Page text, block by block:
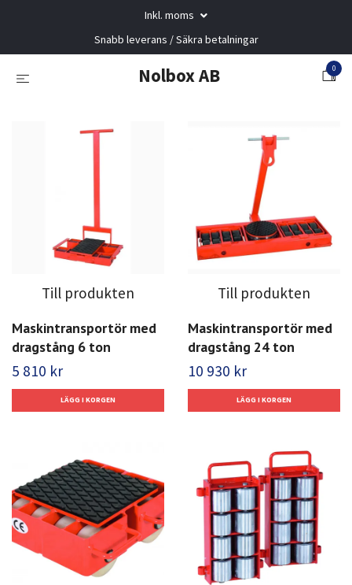
Inkl. moms
Snabb leverans / Säkra betalningar
Nolbox AB 0
Till produkten
Maskintransportör med
dragstång 6 ton
5 810 kr
Till produkten
Maskintransportör med
dragstång 24 ton
10 930 kr